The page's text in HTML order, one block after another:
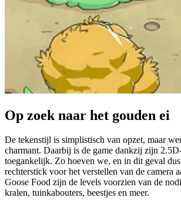
Op zoek naar het gouden ei
De tekenstijl is simplistisch van opzet, maar
charmant. Daarbij is de game dankzij zijn
toegankelijk. Zo hoeven we, en in dit geval
rechterstick voor het verstellen van de camera
Goose Food zijn de levels voorzien van de
kralen, tuinkabouters, beestjes en meer.